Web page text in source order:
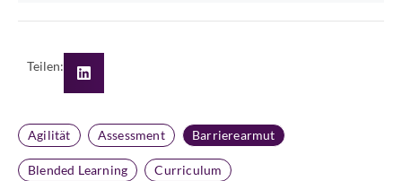
Teilen:
Agilität Assessment Barrierearmut
Blended Learning Curriculum